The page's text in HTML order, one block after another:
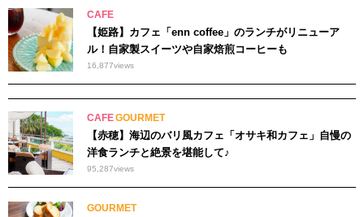
CAFE
【姫路】カフェ「enn coffee」のランチがリニューア
ル！自家製スイーツや自家焙煎コーヒーも
16,877views
CAFEGOURMET
【赤穂】海辺のバリ風カフェ「オサキ和カフェ」自慢の
洋食ランチと絶景を堪能して♪
95,287views
GOURMET